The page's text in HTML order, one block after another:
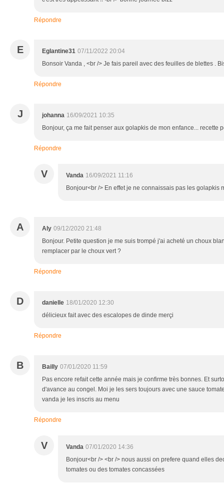
Répondre
E Eglantine31 07/11/2022 20:04
Bonsoir Vanda , <br /> Je fais pareil avec des feuilles de blettes .
Répondre
J johanna 16/09/2021 10:35
Bonjour, ça me fait penser aux golapkis de mon enfance... recette
Répondre
V Vanda 16/09/2021 11:16
Bonjour<br /> En effet je ne connaissais pas les golapkis
A Aly 09/12/2020 21:48
Bonjour. Petite question je me suis trompé j'ai acheté un choux
remplacer par le choux vert ?
Répondre
D danielle 18/01/2020 12:30
délicieux fait avec des escalopes de dinde merçi
Répondre
B Bailly 07/01/2020 11:59
Pas encore refait cette année mais je confirme très bonnes. Et
d'avance au congel. Moi je les sers toujours avec une sauce
vanda je les inscris au menu
Répondre
V Vanda 07/01/2020 14:36
Bonjour<br /> <br /> nous aussi on prefere quand elles
tomates ou des tomates concassées